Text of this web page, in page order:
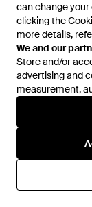
can change
clicking the
more details,
We and our
Store and/or
advertising and
measurement,
can change
clicking the
more details,
We and our
Store and/or
advertising and
measurement,
545 €
Fendi
Bufanda Con
Neutro
EnFARFETCH